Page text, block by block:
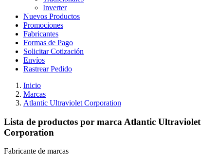
Inverter
Nuevos Productos
Promociones
Fabricantes
Formas de Pago
Solicitar Cotización
Envíos
Rastrear Pedido
Inicio
Marcas
Atlantic Ultraviolet Corporation
Lista de productos por marca Atlantic Ultraviolet
Corporation
Fabricante de marcas